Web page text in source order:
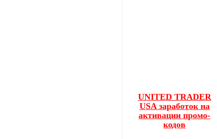
UNITED TRADER
USA заработок на
активации промо-
кодов